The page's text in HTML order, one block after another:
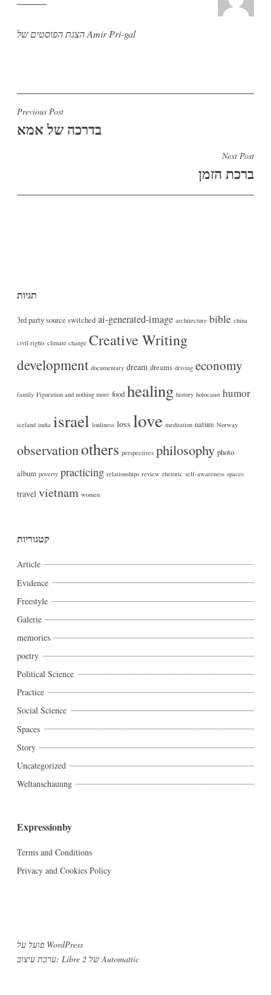
הצגת הפוסטים של Amir Pri-gal
ניווט
Previous Post
בדרכה של אמא
Next Post
ברכת הזמן
תגיות
3rd party source switched ai-generated-image architecture bible china
civil rights climate change Creative Writing
development documentary dream dreams driving economy
family Figuration and nothing more food healing history holocaust humor
iceland india israel lonliness loss love meditation nature Norway
observationothers perspectives philosophy photo
album poverty practicing relationships review rhetoric self-awareness spaces
travel vietnam women
קטגוריות
Article
Evidence
Freestyle
Galerie
memories
poetry
Political Science
Practice
Social Science
Spaces
Story
Uncategorized
Weltanschauung
Expressionby
Terms and Conditions
Privacy and Cookies Policy
פועל על WordPress
ערכת עיצוב: Libre 2 שלAutomattic